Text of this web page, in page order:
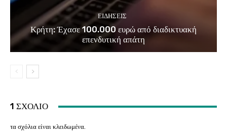
ΕΙΔΗΣΕΙΣ
Κρήτη: Έχασε 100.000 ευρώ από διαδικτυακή
επενδυτική απάτη
1 ΣΧΟΛΙΟ
τα σχόλια είναι κλειδωμένα.